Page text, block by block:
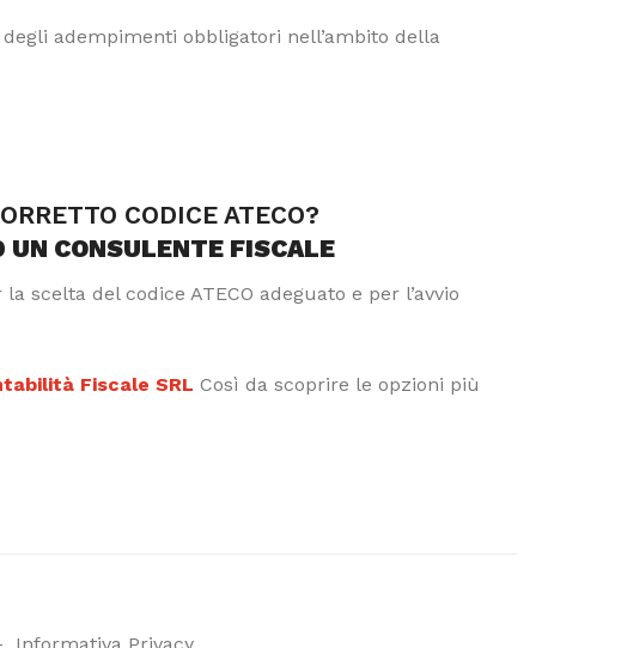
adempimenti obbligatori nell’ambito della
CODICE ATECO?
UN CONSULENTE FISCALE
scelta del codice ATECO adeguato e per l’avvio
Fiscale SRL Così da scoprire le opzioni più